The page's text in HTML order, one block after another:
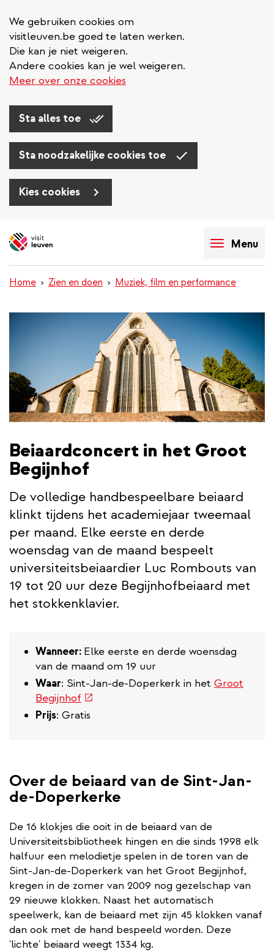
We gebruiken cookies om
visitleuven.be goed te laten werken.
Die kan je niet weigeren.
Andere cookies kan je wel weigeren.
Meer over onze cookies
Sta alles toe
Sta noodzakelijke cookies toe
Kies cookies
en
inhoud
Menu
Home Zien en doen Muziek, film en performance
Beiaardconcert in het Groot
Begijnhof
De volledige handbespeelbare beiaard
klinkt tijdens het academiejaar tweemaal
per maand. Elke eerste en derde
woensdag van de maand bespeelt
universiteitsbeiaardier Luc Rombouts van
19 tot 20 uur deze Begijnhofbeiaard met
het stokkenklavier.
Wanneer: Elke eerste en derde woensdag
van de maand om 19 uur
Waar: Sint-Jan-de-Doperkerk in het Groot
Begijnhof (externe
link)
Prijs: Gratis
Over de beiaard van de Sint-Jan-
de-Doperkerke
De 16 klokjes die ooit in de beiaard van de
Universiteitsbibliotheek hingen en die sinds 1998 elk
halfuur een melodietje spelen in de toren van de
Sint-Jan-de-Doperkerk van het Groot Begijnhof,
kregen in de zomer van 2009 nog gezelschap van
29 nieuwe klokken. Naast het automatisch
speelwerk, kan de beiaard met zijn 45 klokken vanaf
dan ook met de hand bespeeld worden. Deze
'lichte' beiaard weegt 1334 kg.